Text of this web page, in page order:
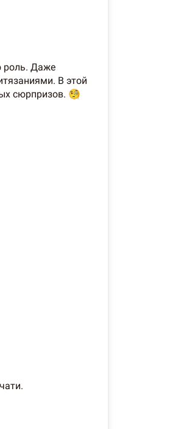
роль. Даже
В этой
сюрпризов. 🧐